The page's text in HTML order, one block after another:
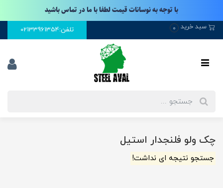
با توجه به نوسانات قیمت لطفا با ما در تماس باشید
سبد خرید 0 تلفن:02133961354
چک ولو فلنجدار استیل
جستجو نتیجه ای نداشت!